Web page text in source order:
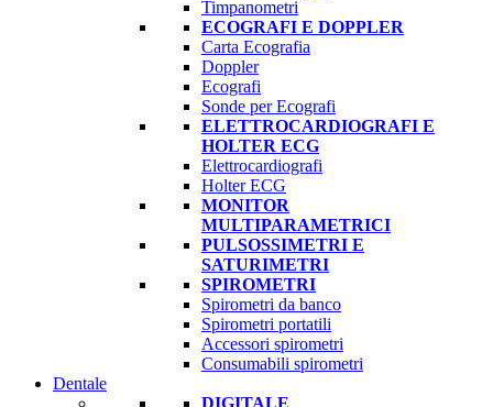
Timpanometri
ECOGRAFI E DOPPLER
Carta Ecografia
Doppler
Ecografi
Sonde per Ecografi
ELETTROCARDIOGRAFI E
HOLTER ECG
Elettrocardiografi
Holter ECG
MONITOR
MULTIPARAMETRICI
PULSOSSIMETRI E
SATURIMETRI
SPIROMETRI
Spirometri da banco
Spirometri portatili
Accessori spirometri
Consumabili spirometri
Dentale